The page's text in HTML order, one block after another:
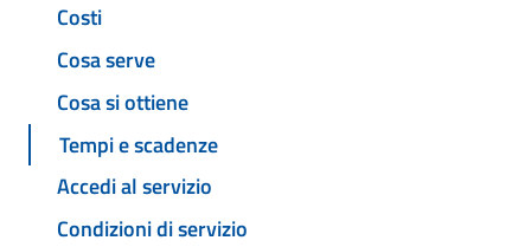
Costi
Cosa serve
Cosa si ottiene
Tempi e scadenze
Accedi al servizio
Condizioni di servizio